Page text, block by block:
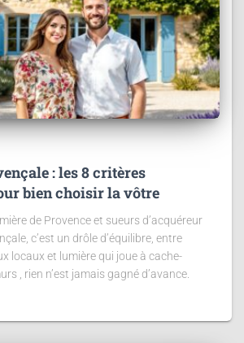
: les 8 critères
bien choisir la vôtre
de Provence et sueurs d’acquéreur
c’est un drôle d’équilibre, entre
locaux et lumière qui joue à cache-
, rien n’est jamais gagné d’avance.